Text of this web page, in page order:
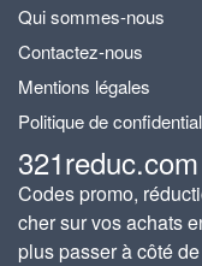
Qui sommes-nous
Contactez-nous
Mentions légales
Politique de
321reduc.com
Codes promo,
cher sur vos achats
plus passer à côté